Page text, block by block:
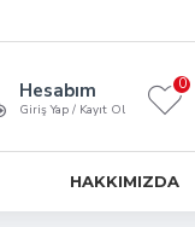
Hesabım
Giriş Yap / Kayıt Ol
0
HAKKIMIZDA